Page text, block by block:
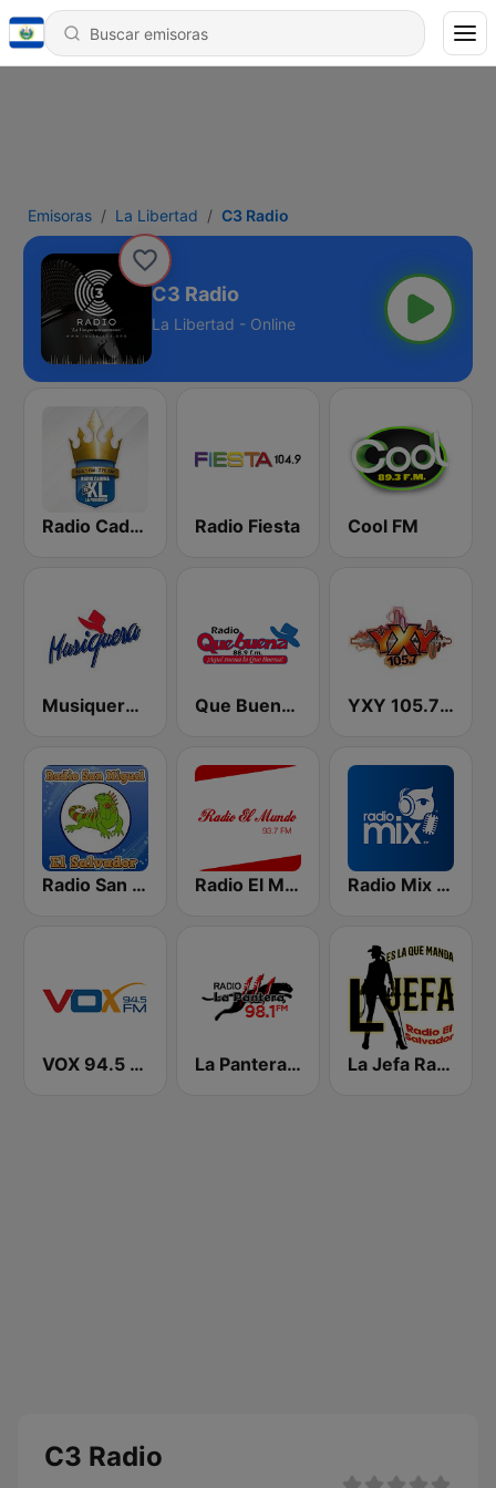
Emisoras La Libertad C3 Radio
C3 Radio
La Libertad - Online
Radio Cadena YSKL La Poderosa Radio Fiesta Cool FM
Musiquera 93.3 FM Que Buena 88.9 FM YXY 105.7 FM
Radio San Miguel El Salvador Radio El Mundo Radio Mix El Salvador
VOX 94.5 FM La Pantera 98.1 FM La Jefa Radio El Salvador
C3 Radio